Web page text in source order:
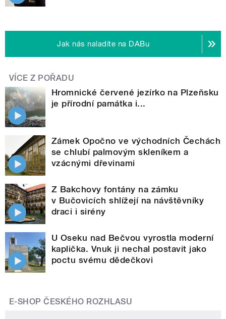
Jak nás naladíte na DABu
VÍCE Z POŘADU
Hromnické červené jezírko na Plzeňsku
je přírodní památka i...
Zámek Opočno ve východních Čechách
se chlubí palmovým skleníkem a
vzácnými dřevinami
Z Bakchovy fontány na zámku
v Bučovicích shlížejí na návštěvníky
draci i sirény
U Oseku nad Bečvou vyrostla moderní
kaplička. Vnuk ji nechal postavit jako
poctu svému dědečkovi
E-SHOP ČESKÉHO ROZHLASU